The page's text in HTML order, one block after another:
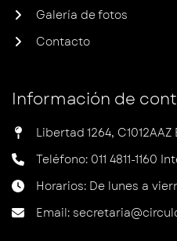
Galería de fotos
Contacto
Información de
Libertad 1264,
Teléfono: 011 4811-1160
Horarios: De lunes a
Email: